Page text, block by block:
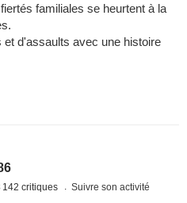
familiales se heurtent à la
et d'assaults avec une histoire
142 critiques Suivre son activité